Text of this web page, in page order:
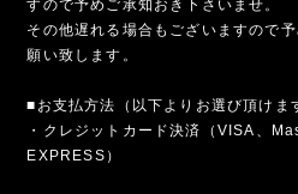
すので予めご承知おき下さいませ。
その他遅れる場合もございますので
願い致します。
■お支払方法（以下よりお選び頂けま
・クレジットカード決済（VISA、
EXPRESS）